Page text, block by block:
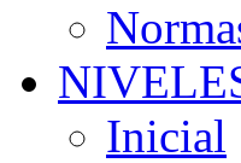
Inicial